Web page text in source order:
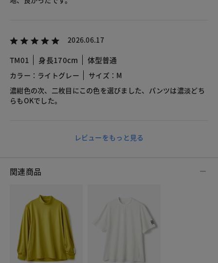
2026.06.17
TM01 身長170cm 体型普通
カラー：ライトグレー
サイズ：M
濃紺色の次、二枚目にこの色を選びました、パンツは濃淡どち
らもOKでした。
レビューをもっと見る
関連商品